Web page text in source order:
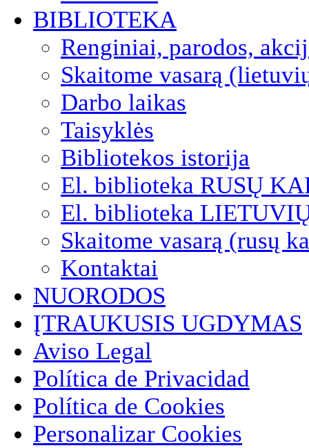
BIBLIOTEKA
Renginiai, parodos,
Skaitome vasarą
Darbo laikas
Taisyklės
Bibliotekos istorija
El. biblioteka RUSŲ
El. biblioteka
Skaitome vasarą (rusų
Kontaktai
NUORODOS
ĮTRAUKUSIS UGDYMAS
Aviso Legal
Política de Privacidad
Política de Cookies
Personalizar Cookies